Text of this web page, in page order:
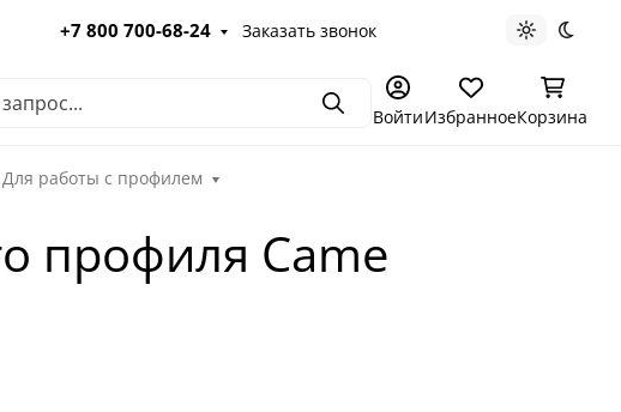
+7 800 700-68-24 Заказать звонок Светлая
ПоискВойтиИзбранноеКорзина
Для работы с профилем
профиля Came